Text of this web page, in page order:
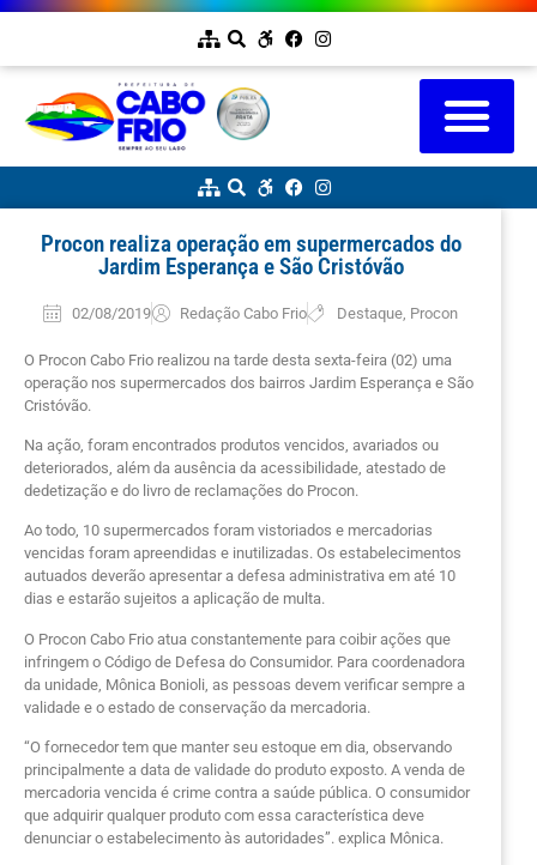
Procon realiza operação em supermercados do
Jardim Esperança e São Cristóvão
02/08/2019 Redação Cabo Frio Destaque Procon
O Procon Cabo Frio realizou na tarde desta sexta-feira (02) uma
operação nos supermercados dos bairros Jardim Esperança e São
Cristóvão.
Na ação, foram encontrados produtos vencidos, avariados ou
deteriorados, além da ausência da acessibilidade, atestado de
dedetização e do livro de reclamações do Procon.
Ao todo, 10 supermercados foram vistoriados e mercadorias
vencidas foram apreendidas e inutilizadas. Os estabelecimentos
autuados deverão apresentar a defesa administrativa em até 10
dias e estarão sujeitos a aplicação de multa.
O Procon Cabo Frio atua constantemente para coibir ações que
infringem o Código de Defesa do Consumidor. Para coordenadora
da unidade, Mônica Bonioli, as pessoas devem verificar sempre a
validade e o estado de conservação da mercadoria.
“O fornecedor tem que manter seu estoque em dia, observando
principalmente a data de validade do produto exposto. A venda de
mercadoria vencida é crime contra a saúde pública. O consumidor
que adquirir qualquer produto com essa característica deve
denunciar o estabelecimento às autoridades”. explica Mônica.